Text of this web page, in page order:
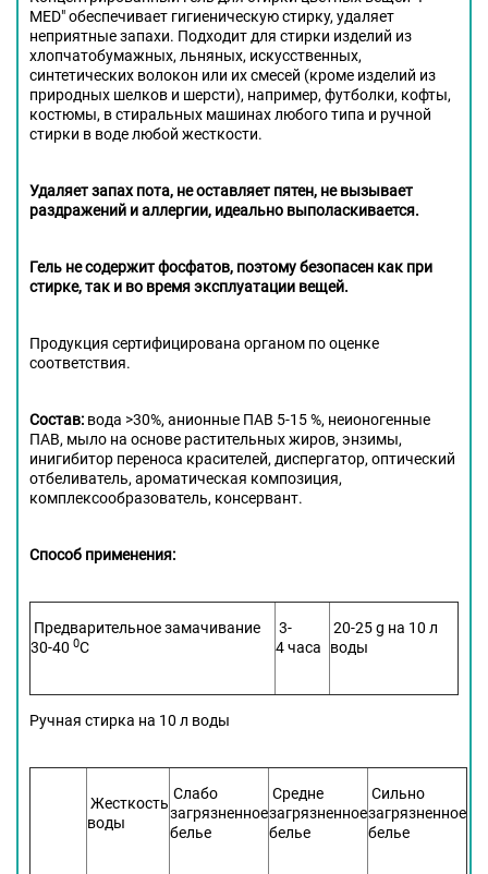
MED" обеспечивает гигиеническую стирку, удаляет
неприятные запахи. Подходит для стирки изделий из
хлопчатобумажных, льняных, искусственных,
синтетических волокон или их смесей (кроме изделий из
природных шелков и шерсти), например, футболки, кофты,
костюмы, в стиральных машинах любого типа и ручной
стирки в воде любой жесткости.
Удаляет запах пота, не оставляет пятен, не вызывает
раздражений и аллергии, идеально выполаскивается.
Гель не содержит фосфатов, поэтому безопасен как при
стирке, так и во время эксплуатации вещей.
Продукция сертифицирована органом по оценке
соответствия.
Состав: вода >30%, анионные ПАВ 5-15 %, неионогенные
ПАВ, мыло на основе растительных жиров, энзимы,
инигибитор переноса красителей, диспергатор, оптический
отбеливатель, ароматическая композиция,
комплексообразователь, консервант.
Способ применения:
Предварительное замачивание
30-40 0С
3-
4 часа
20-25 g на 10 л
воды
Ручная стирка на 10 л воды
Жесткость
воды
Слабо
загрязненное
белье
Средне
загрязненное
белье
Сильно
загрязненное
белье